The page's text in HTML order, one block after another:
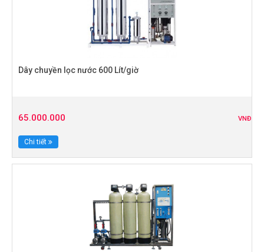
Dây chuyền lọc nước 600 Lít/giờ
65.000.000 VNĐ
Chi tiết